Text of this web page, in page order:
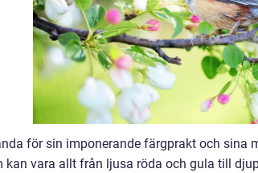
för sin imponerande färgprakt och sina
kan vara allt från ljusa röda och gula till